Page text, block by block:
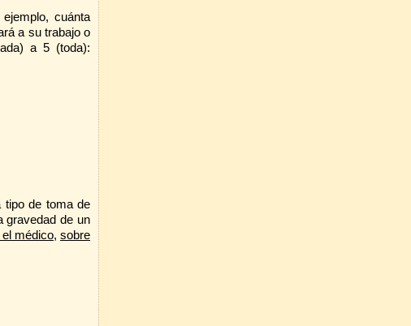
cuánta
a su trabajo o
a 5 (toda):
tipo de toma de
gravedad de un
el médico,sobre